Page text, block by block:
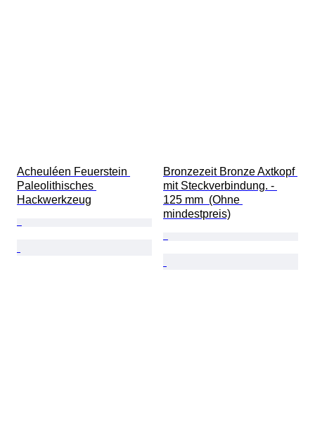
Acheuléen Feuerstein
Paleolithisches
Hackwerkzeug
Bronzezeit Bronze Axtkopf
mit Steckverbindung. -
125 mm  (Ohne
mindestpreis)